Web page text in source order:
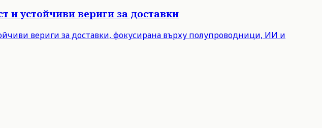
и устойчиви вериги за доставки
вериги за доставки, фокусирана върху полупроводници, ИИ и